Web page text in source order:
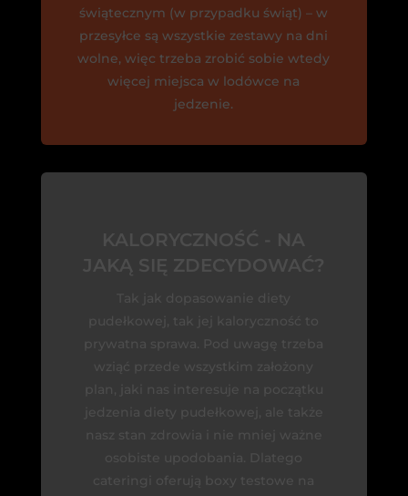
świątecznym (w przypadku świąt) – w
przesyłce są wszystkie zestawy na dni
wolne, więc trzeba zrobić sobie wtedy
więcej miejsca w lodówce na
jedzenie.